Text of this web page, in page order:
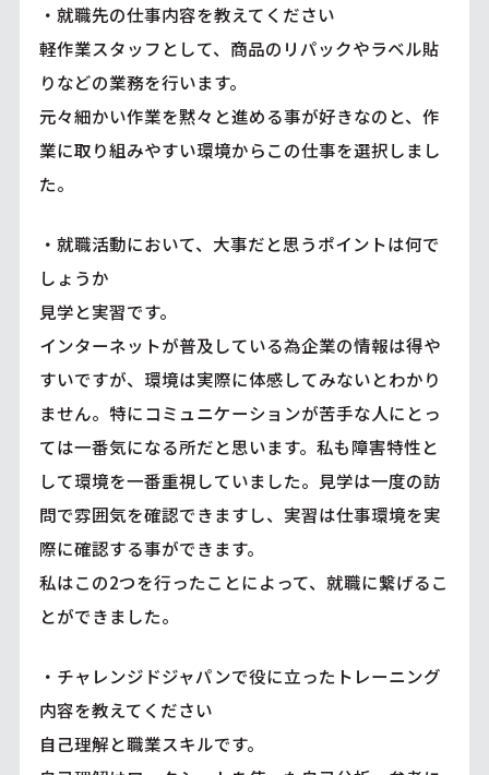
・就職先の仕事内容を教えてください
軽作業スタッフとして、商品のリパックやラベル貼
りなどの業務を行います。
元々細かい作業を黙々と進める事が好きなのと、作
業に取り組みやすい環境からこの仕事を選択しまし
た。
・就職活動において、大事だと思うポイントは何で
しょうか
見学と実習です。
インターネットが普及している為企業の情報は得や
すいですが、環境は実際に体感してみないとわかり
ません。特にコミュニケーションが苦手な人にとっ
ては一番気になる所だと思います。私も障害特性と
して環境を一番重視していました。見学は一度の訪
問で雰囲気を確認できますし、実習は仕事環境を実
際に確認する事ができます。
私はこの2つを行ったことによって、就職に繋げるこ
とができました。
・チャレンジドジャパンで役に立ったトレーニング
内容を教えてください
自己理解と職業スキルです。